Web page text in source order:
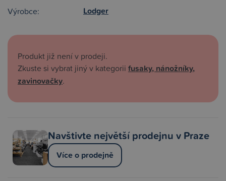
Výrobce: Lodger
Produkt již není v prodeji.
Zkuste si vybrat jiný v kategorii fusaky, nánožníky,
zavinovačky.
Navštivte největší prodejnu v Praze
Více o prodejně